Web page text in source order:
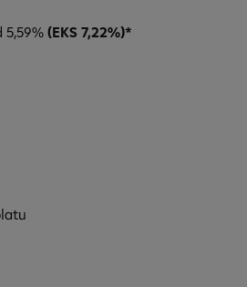
5,59%(EKS 7,22%)*